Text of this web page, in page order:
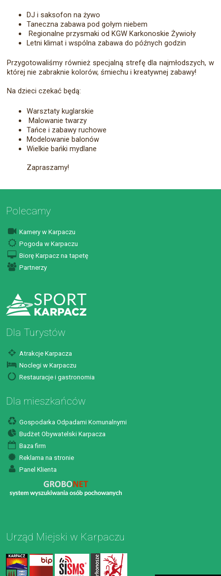
DJ i saksofon na żywo
Taneczna zabawa pod gołym niebem
Regionalne przysmaki od KGW Karkonoskie Żywioły
Letni klimat i wspólna zabawa do późnych godzin
Przygotowaliśmy również specjalną strefę dla najmłodszych, w
której nie zabraknie kolorów, śmiechu i kreatywnej zabawy!
Na dzieci czekać będą:
Warsztaty kuglarskie
Malowanie twarzy
Tańce i zabawy ruchowe
Modelowanie balonów
Wielkie bańki mydlane
Zapraszamy!
Polecamy
Kamery w Karpaczu
Pogoda w Karpaczu
Biorę Karpacz na tapetę
Partnerzy
Dla Turystów
Atrakcje Karpacza
Noclegi w Karpaczu
Restauracje i gastronomia
Dla mieszkańców
Gospodarka Odpadami Komunalnymi
Budżet Obywatelski Karpacza
Baza firm
Reklama na stronie
Panel Klienta
Urząd Miejski w Karpaczu